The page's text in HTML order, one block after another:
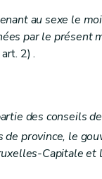
du (centre public
des biens
au sexe le
par le présent
2) .
des conseils
de province, le
Capitale et